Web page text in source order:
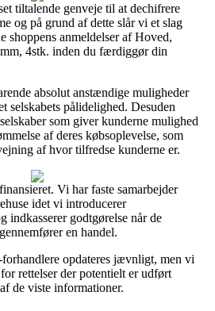
tiltalende genveje til at dechifrere
og på grund af dette slår vi et slag
shoppens anmeldelser af Hoved,
4stk. inden du færdiggør din
absolut anstændige muligheder
selskabets pålidelighed. Desuden
som giver kunderne mulighed
af deres købsoplevelse, som
af hvor tilfredse kunderne er.
Vi har faste samarbejder
idet vi introducerer
indkasserer godtgørelse når de
en handel.
opdateres jævnligt, men vi
rettelser der potentielt er udført
de viste informationer.